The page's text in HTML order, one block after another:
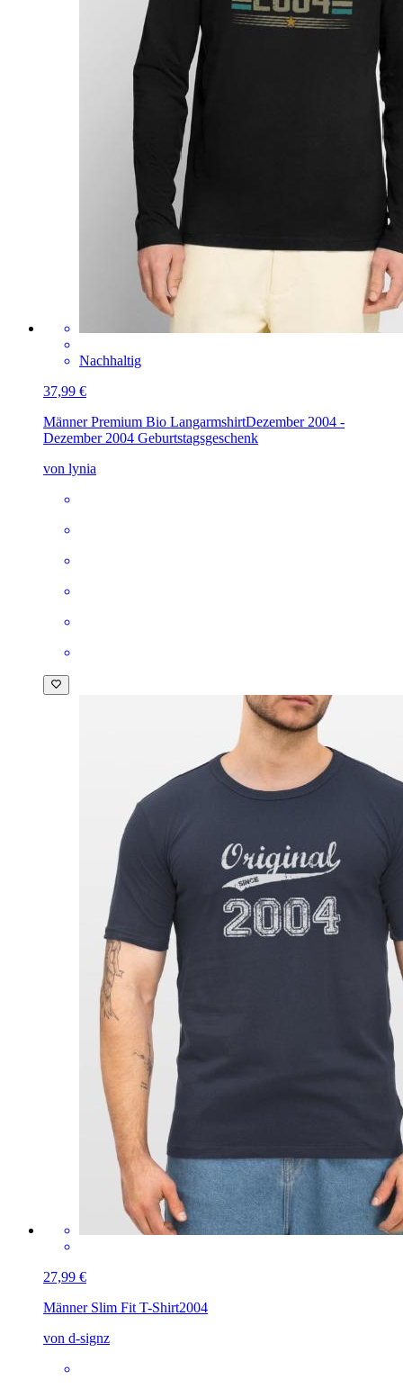
Nachhaltig
37,99 €
Männer Premium Bio LangarmshirtDezember 2004 -
Dezember 2004 Geburtstagsgeschenk
von lynia
27,99 €
Männer Slim Fit T-Shirt2004
von d-signz